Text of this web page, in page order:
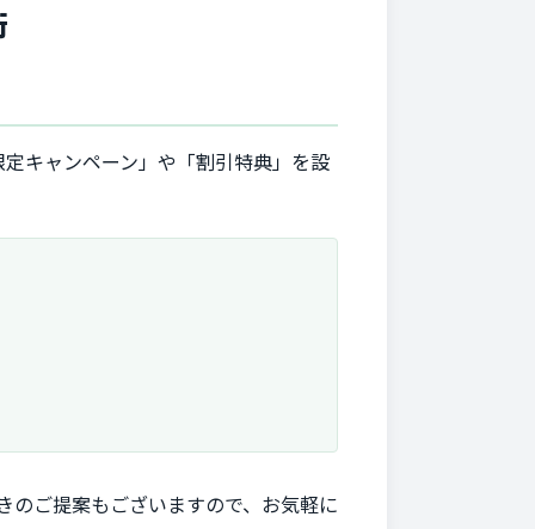
キャンペーン」や「割引特典」を設
のご提案もございますので、お気軽に